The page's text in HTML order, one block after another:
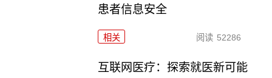
患者信息安全
相关 阅读 52286
互联网医疗：探索就医新可能